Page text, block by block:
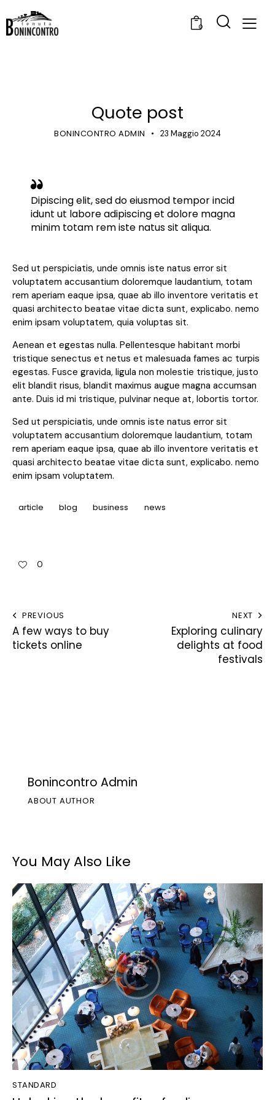
0
Quote post
BONINCONTRO ADMIN 23 Maggio 2024
Dipiscing elit, sed do eiusmod tempor incid
idunt ut labore adipiscing et dolore magna
minim totam rem iste natus sit aliqua.
Sed ut perspiciatis, unde omnis iste natus error sit
voluptatem accusantium doloremque laudantium, totam
rem aperiam eaque ipsa, quae ab illo inventore veritatis et
quasi architecto beatae vitae dicta sunt, explicabo. nemo
enim ipsam voluptatem, quia voluptas sit.
Aenean et egestas nulla. Pellentesque habitant morbi
tristique senectus et netus et malesuada fames ac turpis
egestas. Fusce gravida, ligula non molestie tristique, justo
elit blandit risus, blandit maximus augue magna accumsan
ante. Duis id mi tristique, pulvinar neque at, lobortis tortor.
Sed ut perspiciatis, unde omnis iste natus error sit
voluptatem accusantium doloremque laudantium, totam
rem aperiam eaque ipsa, quae ab illo inventore veritatis et
quasi architecto beatae vitae dicta sunt, explicabo. nemo
enim ipsam voluptatem.
article blog business news
0
PREVIOUS
A few ways to buy
tickets online
NEXT
Exploring culinary
delights at food
festivals
Bonincontro Admin
ABOUT AUTHOR
You May Also Like
STANDARD